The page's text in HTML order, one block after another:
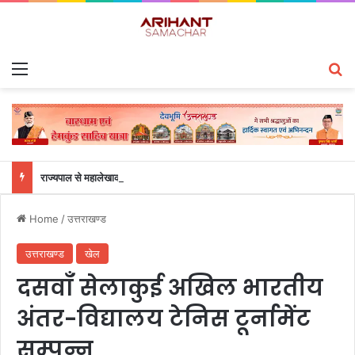
राज्यपाल से महालेखाकार, लेखापरीक्षा उत्तराखंड संजीव कुमार ने की शिष्टाचार भेंट
Home /उत्तराखण्ड
उत्तराखण्ड खेल
दसवाँ सेलाकुई अखिल भारतीय
अंतर-विद्यालय टेनिस टूर्नामेंट